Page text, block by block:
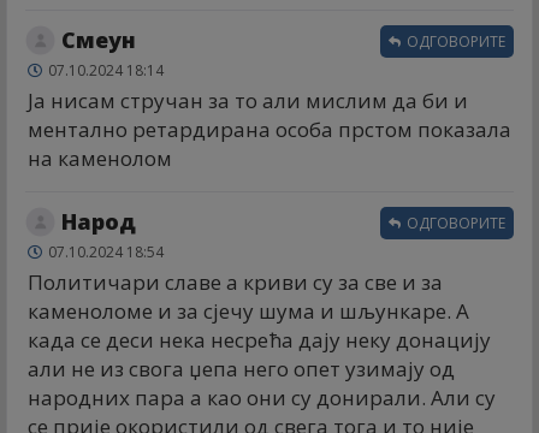
Смеун
07.10.2024 18:14
Ја нисам стручан за то али мислим да би и
ментално ретардирана особа прстом показала
на каменолом
ОДГОВОРИТЕ
Народ
07.10.2024 18:54
Политичари славе а криви су за све и за
каменоломе и за сјечу шума и шљункаре. А
када се деси нека несрећа дају неку донацију
али не из свога џепа него опет узимају од
народних пара а као они су донирали. Али су
се прије окористили од свега тога и то није
ОДГОВОРИТЕ